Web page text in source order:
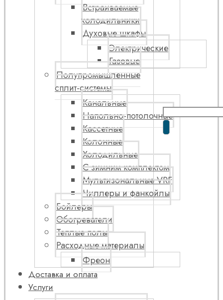
Встраиваемые
холодильники
Духовые шкафы
Электрические
Газовые
Полупромышленные
сплит-системы
Канальные
Напольно-потолочные
Кассетные
Колонные
Холодильные
С зимним комплектом
Мультизональные VRF
Чиллеры и фанкойлы
Бойлеры
Обогреватели
Теплые полы
Расходные материалы
Фреон
Доставка и оплата
Услуги